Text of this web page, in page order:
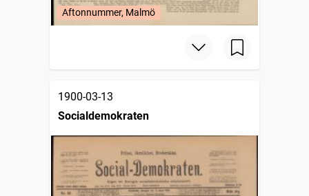
Aftonnummer, Malmö
1900-03-13
Socialdemokraten